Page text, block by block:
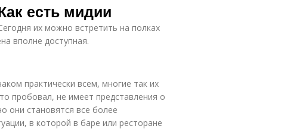
есть мидии
их можно встретить на полках
вполне доступная.
практически всем, многие так их
пробовал, не имеет представления о
они становятся все более
в которой в баре или ресторане